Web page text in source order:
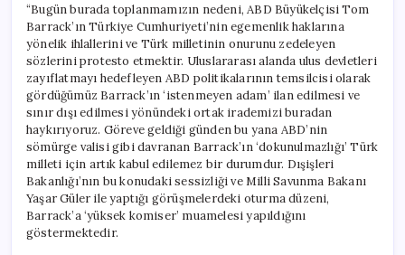
“Bugün burada toplanmamızın nedeni, ABD Büyükelçisi Tom
Barrack’ın Türkiye Cumhuriyeti’nin egemenlik haklarına
yönelik ihlallerini ve Türk milletinin onurunu zedeleyen
sözlerini protesto etmektir. Uluslararası alanda ulus devletleri
zayıflatmayı hedefleyen ABD politikalarının temsilcisi olarak
gördüğümüz Barrack’ın ‘istenmeyen adam’ ilan edilmesi ve
sınır dışı edilmesi yönündeki ortak irademizi buradan
haykırıyoruz. Göreve geldiği günden bu yana ABD’nin
sömürge valisi gibi davranan Barrack’ın ‘dokunulmazlığı’ Türk
milleti için artık kabul edilemez bir durumdur. Dışişleri
Bakanlığı’nın bu konudaki sessizliği ve Milli Savunma Bakanı
Yaşar Güler ile yaptığı görüşmelerdeki oturma düzeni,
Barrack’a ‘yüksek komiser’ muamelesi yapıldığını
göstermektedir.